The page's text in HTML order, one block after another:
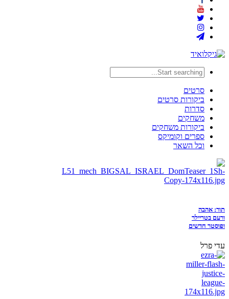
סרטים
ביקורות סרטים
סדרות
משחקים
ביקורות משחקים
ספרים וקומיקס
וכל השאר
תור: אהבה
ורעם בטריילר
ופוסטר חדשים
עדי פרל